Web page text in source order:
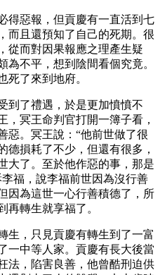
得惡報，但貢慶有一直活到七
而且還預知了自己的死期。很
從而對因果報應之理產生疑
為不平，想到陰間看個究竟。
死了來到地府。
到了禮遇，於是更加憤憤不
，冥王命判官打開一簿子看，
惡。冥王說：“他前世做了很
德損耗了不少，但還有很多，
大了。至於他作惡的事，那是
福，說李福前世因為沒行善
因為這世一心行善積德了，所
再轉生就享福了。
生，只見貢慶有轉生到了一富
一中等人家。貢慶有長大後當
法，陷害良善，他曾酷刑迫供